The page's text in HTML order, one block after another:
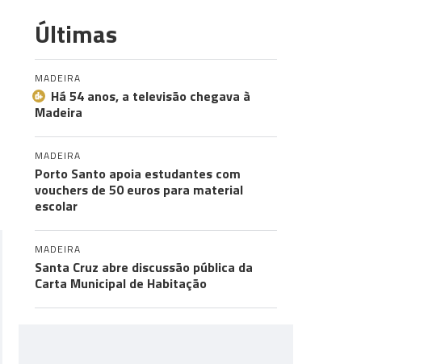
Últimas
MADEIRA
Há 54 anos, a televisão chegava à
Madeira
MADEIRA
Porto Santo apoia estudantes com
vouchers de 50 euros para material
escolar
MADEIRA
Santa Cruz abre discussão pública da
Carta Municipal de Habitação